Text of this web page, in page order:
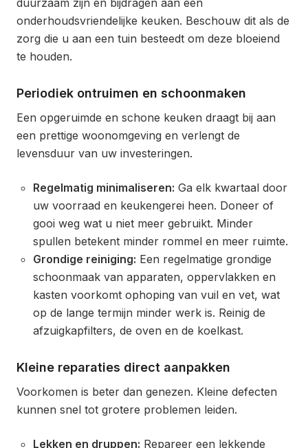
onderhoudsvriendelijke keuken. Beschouw dit als de
zorg die u aan een tuin besteedt om deze bloeiend
te houden.
Periodiek ontruimen en schoonmaken
Een opgeruimde en schone keuken draagt bij aan
een prettige woonomgeving en verlengt de
levensduur van uw investeringen.
Regelmatig minimaliseren: Ga elk kwartaal door
uw voorraad en keukengerei heen. Doneer of
gooi weg wat u niet meer gebruikt. Minder
spullen betekent minder rommel en meer ruimte.
Grondige reiniging: Een regelmatige grondige
schoonmaak van apparaten, oppervlakken en
kasten voorkomt ophoping van vuil en vet, wat
op de lange termijn minder werk is. Reinig de
afzuigkapfilters, de oven en de koelkast.
Kleine reparaties direct aanpakken
Voorkomen is beter dan genezen. Kleine defecten
kunnen snel tot grotere problemen leiden.
Lekken en druppen: Repareer een lekkende